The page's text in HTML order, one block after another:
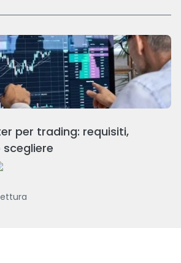
per trading: requisiti,